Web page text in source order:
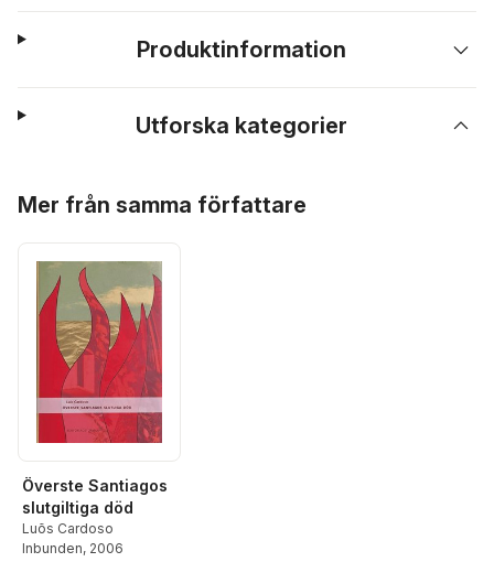
Produktinformation
Utforska kategorier
Mer från samma författare
Överste Santiagos
slutgiltiga död
Luõs Cardoso
Inbunden, 2006